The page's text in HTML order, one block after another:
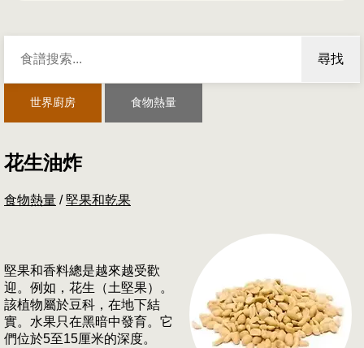
尋找
世界廚房 食物熱量
花生油炸
食物熱量 /堅果和乾果
堅果和香料總是越來越受歡
迎。例如，花生（土堅果）。
該植物屬於豆科，在地下結
實。水果只在黑暗中發育。它
們位於5至15厘米的深度。